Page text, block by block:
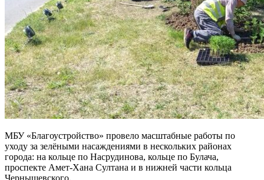
МБУ «Благоустройство» провело масштабные работы по
уходу за зелёными насаждениями в нескольких районах
города: на кольце по Насрудинова, кольце по Булача,
проспекте Амет‑Хана Султана и в нижней части кольца
Чернышевского.